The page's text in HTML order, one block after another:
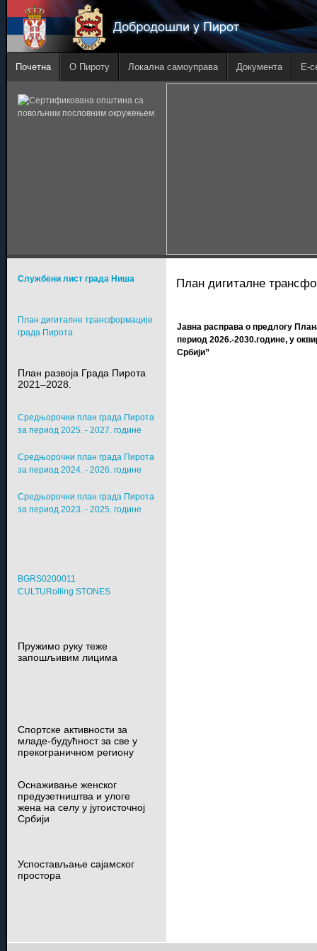
Почетна О Пироту Локална самоуправа Документа E-
План дигиталне
Јавна расправа о предлогу
период 2026.-2030.године, у
Србији”
Службени лист града Ниша
План дигиталне трансформације
града Пирота
План развоја Града Пирота
2021–2028.
Средњорочни план града Пирота
за период 2025. - 2027. године
Средњорочни план града Пирота
за период 2024. - 2026. године
Средњорочни план града Пирота
за период 2023. - 2025. године
BGRS0200011
CULTURolling STONES
Пружимо руку теже
запошљивим лицима
Спортске активности за
младе-будућност за све у
прекограничном региону
Оснаживање женског
предузетништва и улоге
жена на селу у југоисточној
Србији
Успостављање сајамског
простора